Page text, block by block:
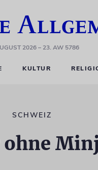
2026– 23. AW 5786
KULTUR
SCHWEIZ
ohne